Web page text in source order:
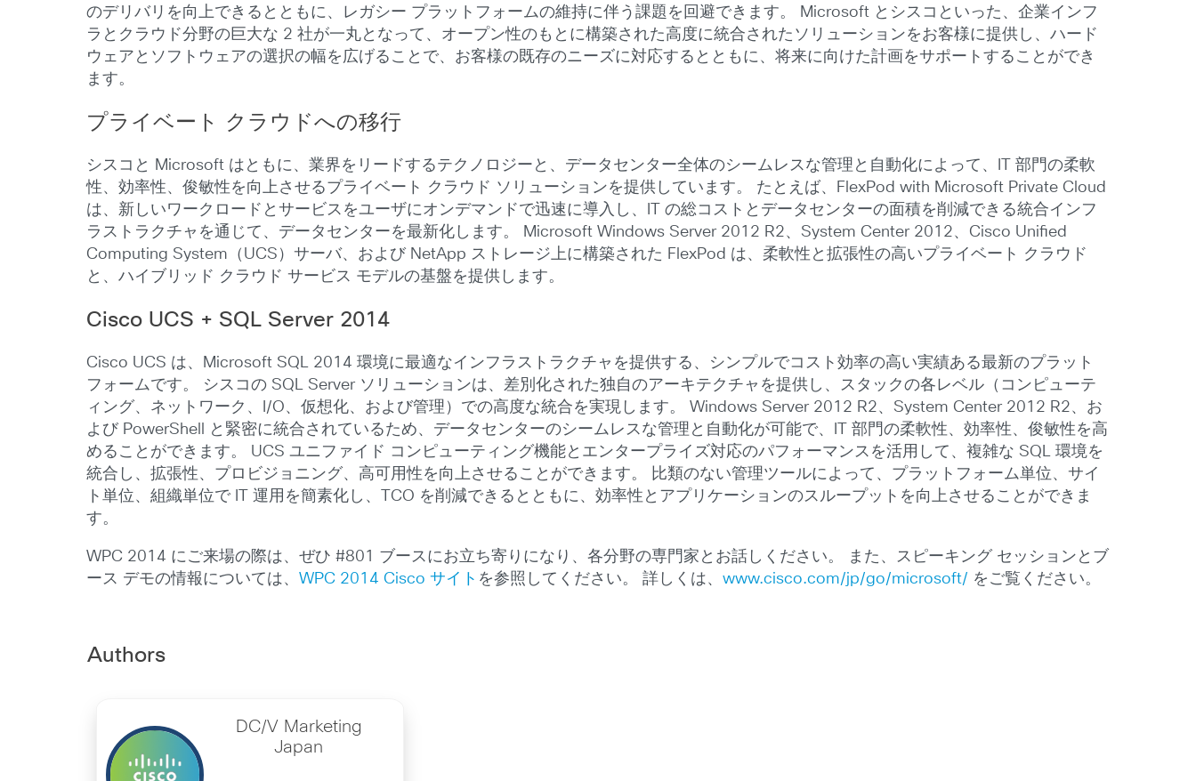
のデリバリを向上できるとともに、レガシー プラットフォームの維持に伴う課題を回避できます。 Microsoft とシスコといった、企業インフ
ラとクラウド分野の巨大な 2 社が一丸となって、オープン性のもとに構築された高度に統合されたソリューションをお客様に提供し、ハード
ウェアとソフトウェアの選択の幅を広げることで、お客様の既存のニーズに対応するとともに、将来に向けた計画をサポートすることができ
ます。
プライベート クラウドへの移行
シスコと Microsoft はともに、業界をリードするテクノロジーと、データセンター全体のシームレスな管理と自動化によって、IT 部門の柔軟
性、効率性、俊敏性を向上させるプライベート クラウド ソリューションを提供しています。 たとえば、FlexPod with Microsoft Private Cloud
は、新しいワークロードとサービスをユーザにオンデマンドで迅速に導入し、IT の総コストとデータセンターの面積を削減できる統合インフ
ラストラクチャを通じて、データセンターを最新化します。 Microsoft Windows Server 2012 R2、System Center 2012、Cisco Unified
Computing System（UCS）サーバ、および NetApp ストレージ上に構築された FlexPod は、柔軟性と拡張性の高いプライベート クラウド
と、ハイブリッド クラウド サービス モデルの基盤を提供します。
Cisco UCS + SQL Server 2014
Cisco UCS は、Microsoft SQL 2014 環境に最適なインフラストラクチャを提供する、シンプルでコスト効率の高い実績ある最新のプラット
フォームです。 シスコの SQL Server ソリューションは、差別化された独自のアーキテクチャを提供し、スタックの各レベル（コンピューテ
ィング、ネットワーク、I/O、仮想化、および管理）での高度な統合を実現します。 Windows Server 2012 R2、System Center 2012 R2、お
よび PowerShell と緊密に統合されているため、データセンターのシームレスな管理と自動化が可能で、IT 部門の柔軟性、効率性、俊敏性を高
めることができます。 UCS ユニファイド コンピューティング機能とエンタープライズ対応のパフォーマンスを活用して、複雑な SQL 環境を
統合し、拡張性、プロビジョニング、高可用性を向上させることができます。 比類のない管理ツールによって、プラットフォーム単位、サイ
ト単位、組織単位で IT 運用を簡素化し、TCO を削減できるとともに、効率性とアプリケーションのスループットを向上させることができま
す。
WPC 2014 にご来場の際は、ぜひ #801 ブースにお立ち寄りになり、各分野の専門家とお話しください。 また、スピーキング セッションとブ
ース デモの情報については、WPC 2014 Cisco サイト を参照してください。 詳しくは、www.cisco.com/jp/go/microsoft/ をご覧ください。
Authors
DC/V Marketing
Japan